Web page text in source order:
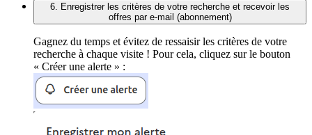
6. Enregistrer les critères de votre recherche et recevoir les
offres par e-mail (abonnement)
Gagnez du temps et évitez de ressaisir les critères de votre
recherche à chaque visite ! Pour cela, cliquez sur le bouton
« Créer une alerte » :